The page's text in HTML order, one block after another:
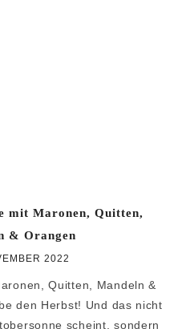
mit Maronen, Quitten,
& Orangen
2022
Quitten, Mandeln &
den Herbst! Und das nicht
scheint, sondern